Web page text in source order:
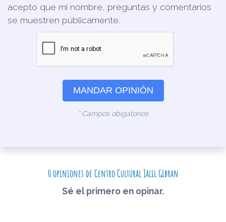
acepto que mi nombre, preguntas y comentarios
se muestren públicamente.
MANDAR OPINIÓN
* Campos obigatorios
0 opiniones de Centro Cultural Jalil Gibran
Sé el primero en opinar.